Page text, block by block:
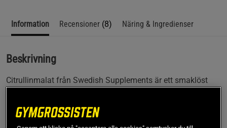
Information Recensioner (8) Näring & Ingredienser
Beskrivning
Citrullinmalat från Swedish Supplements är ett smaklöst
tillsatser ger dig full kontroll över doseringen och gör det
enkelt att kombinera med andra kosttillskott eller använda